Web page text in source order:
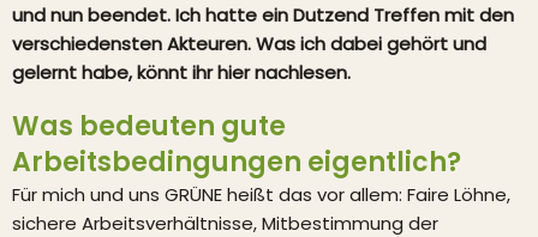
und nun beendet. Ich hatte ein Dutzend Treffen mit den
verschiedensten Akteuren. Was ich dabei gehört und
gelernt habe, könnt ihr hier nachlesen.
Was bedeuten gute
Arbeitsbedingungen eigentlich?
Für mich und uns GRÜNE heißt das vor allem: Faire Löhne,
sichere Arbeitsverhältnisse, Mitbestimmung der